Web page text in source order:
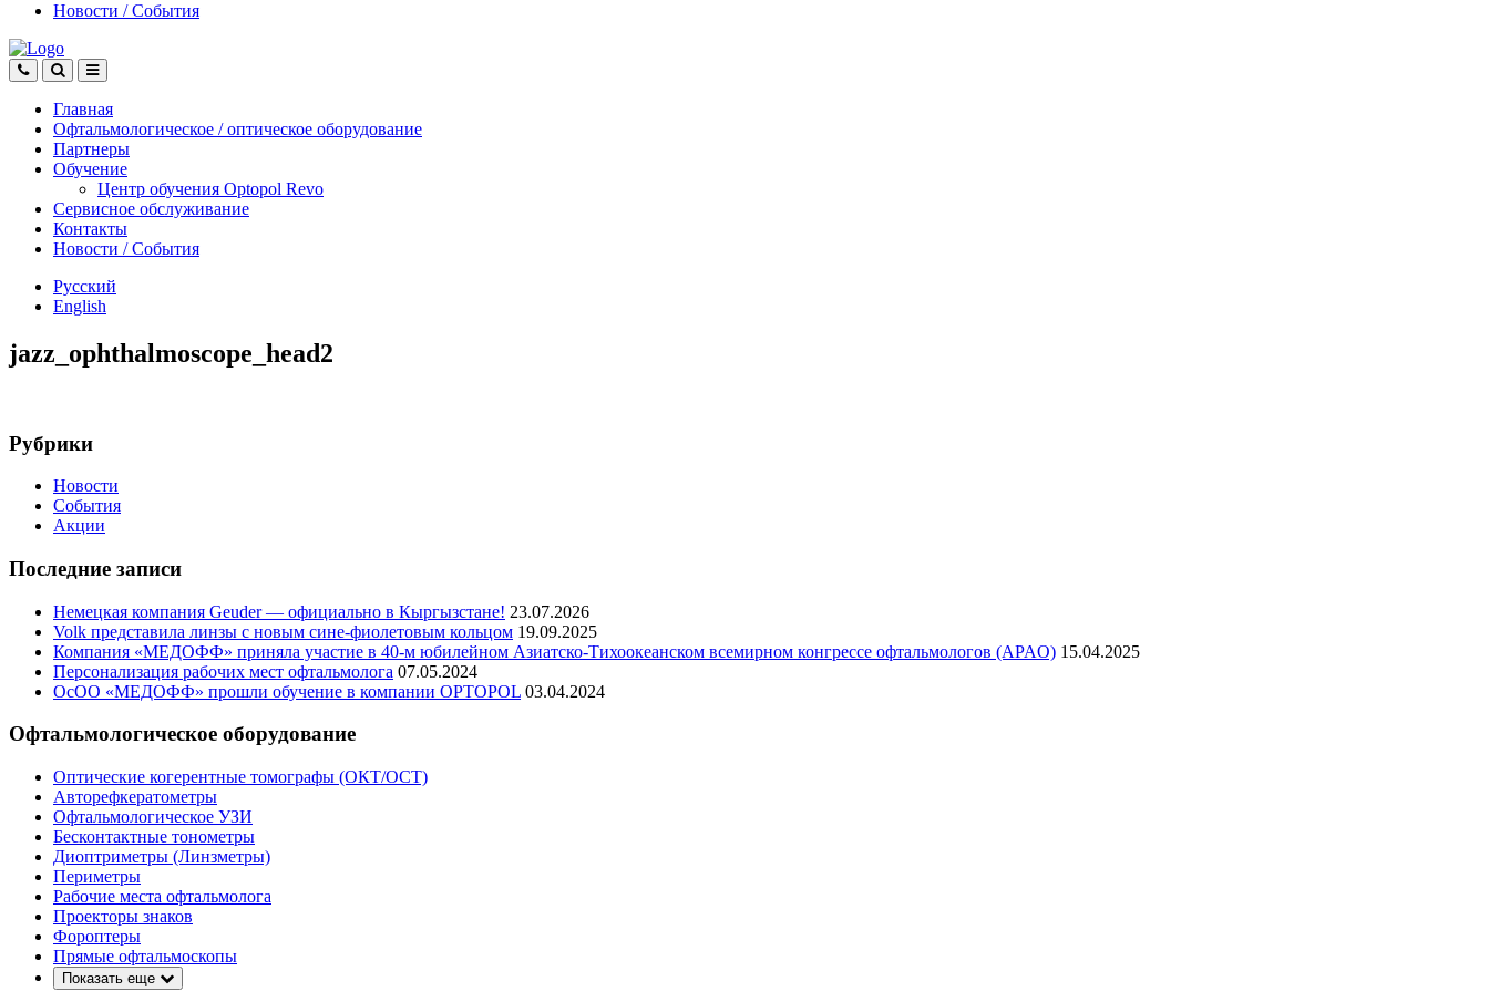
Новости / События
Главная
Офтальмологическое / оптическое оборудование
Партнеры
Обучение
Центр обучения Оptopol Revo
Сервисное обслуживание
Контакты
Новости / События
Русский
English
jazz_ophthalmoscope_head2
Рубрики
Новости
События
Акции
Последние записи
Немецкая компания Geuder — официально в Кыргызстане! 23.07.2026
Volk представила линзы с новым сине-фиолетовым кольцом 19.09.2025
Компания «МЕДОФФ» приняла участие в 40-м юбилейном Азиатско-Тихоокеанском всемирном конгрессе офтальмологов (APAO) 15.04.2025
Персонализация рабочих мест офтальмолога 07.05.2024
ОсОО «МЕДОФФ» прошли обучение в компании OPTOPOL 03.04.2024
Офтальмологическое оборудование
Оптические когерентные томографы (ОКТ/ОСТ)
Авторефкератометры
Офтальмологическое УЗИ
Бесконтактные тонометры
Диоптриметры (Линзметры)
Периметры
Рабочие места офтальмолога
Проекторы знаков
Фороптеры
Прямые офтальмоскопы
Показать еще